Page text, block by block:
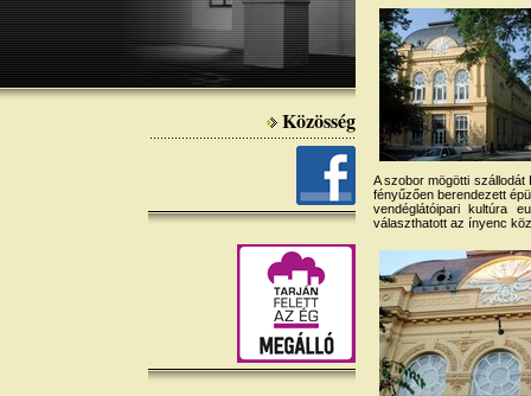
Közösség
A szobor mögötti
fényűzően berendezett
vendéglátóipari kultúra
választhatott az ínyenc